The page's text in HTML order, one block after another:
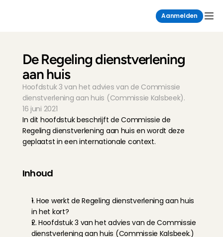
Aanmelden
De Regeling dienstverlening
aan huis
Hoofdstuk 3 van het advies van de Commissie
dienstverlening aan huis (Commissie Kalsbeek).
16 juni 2021
In dit hoofdstuk beschrijft de Commissie de
Regeling dienstverlening aan huis en wordt deze
geplaatst in een internationale context.
Inhoud
1. Hoe werkt de Regeling dienstverlening aan huis
in het kort?
2. Hoofdstuk 3 van het advies van de Commissie
dienstverlening aan huis (Commissie Kalsbeek.)